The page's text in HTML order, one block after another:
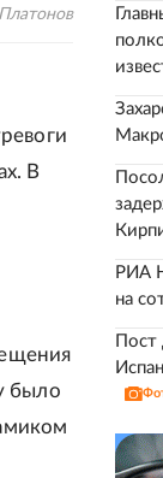
В
было
РИА
на
Пост